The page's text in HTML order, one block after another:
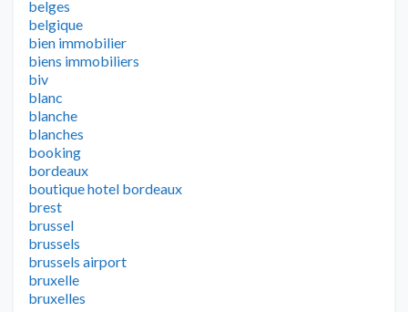
belges
belgique
bien immobilier
biens immobiliers
biv
blanc
blanche
blanches
booking
bordeaux
boutique hotel bordeaux
brest
brussel
brussels
brussels airport
bruxelle
bruxelles